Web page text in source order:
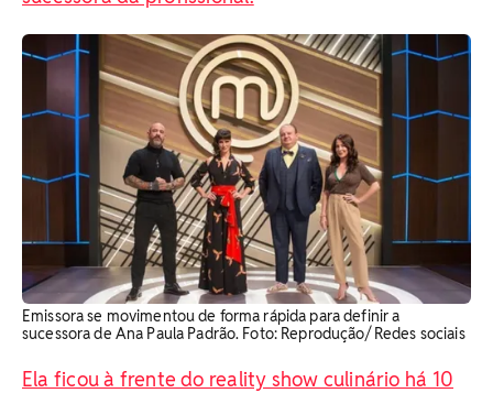
Emissora se movimentou de forma rápida para definir a
sucessora de Ana Paula Padrão. Foto: Reprodução/ Redes sociais
Ela ficou à frente do reality show culinário há 10